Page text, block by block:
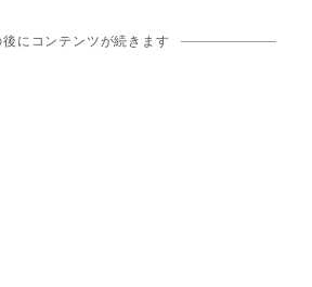
にコンテンツが続きます